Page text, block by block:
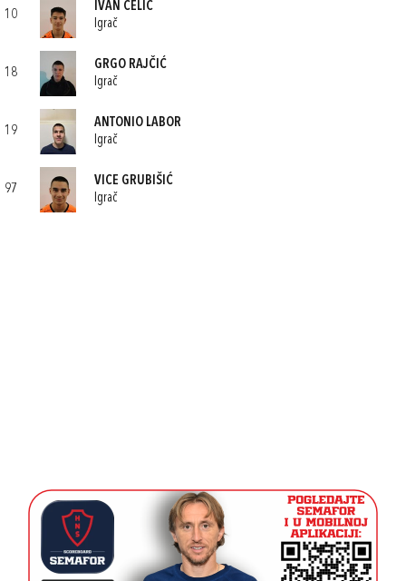
10
IVAN CELIĆ
Igrač
18
GRGO RAJČIĆ
Igrač
19
ANTONIO LABOR
Igrač
97
VICE GRUBIŠIĆ
Igrač